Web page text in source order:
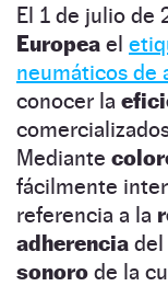
El 1 de julio de
Europea el
neumáticos de
conocer la
Mediante
fácilmente
referencia a la
adherencia del
sonoro de la